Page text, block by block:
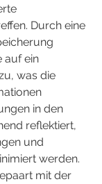
Durch eine
auf ein
was die
in den
reflektiert,
und
werden.
mit der